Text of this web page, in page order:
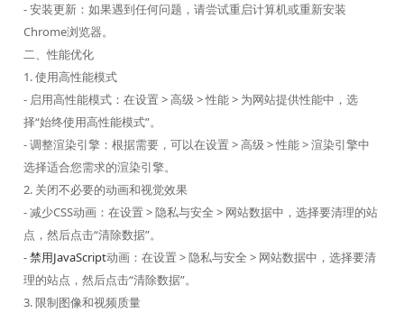
- 安装更新：如果遇到任何问题，请尝试重启计算机或重新安装
Chrome浏览器。
二、性能优化
1. 使用高性能模式
- 启用高性能模式：在设置 > 高级 > 性能 > 为网站提供性能中，选
择“始终使用高性能模式”。
- 调整渲染引擎：根据需要，可以在设置 > 高级 > 性能 > 渲染引擎中
选择适合您需求的渲染引擎。
2. 关闭不必要的动画和视觉效果
- 减少CSS动画：在设置 > 隐私与安全 > 网站数据中，选择要清理的站
点，然后点击“清除数据”。
-禁用JavaScript动画：在设置 > 隐私与安全 > 网站数据中，选择要清
理的站点，然后点击“清除数据”。
3. 限制图像和视频质量